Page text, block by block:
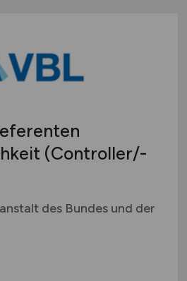
(Controller/-
des Bundes und der